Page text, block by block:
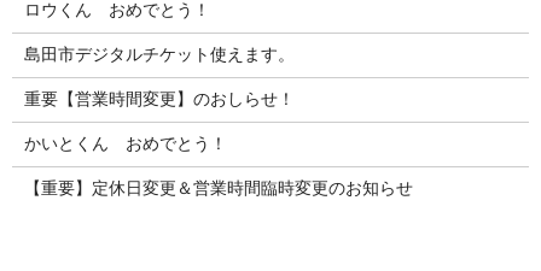
ロウくん おめでとう！
島田市デジタルチケット使えます。
重要【営業時間変更】のおしらせ！
かいとくん おめでとう！
【重要】定休日変更＆営業時間臨時変更のお知らせ